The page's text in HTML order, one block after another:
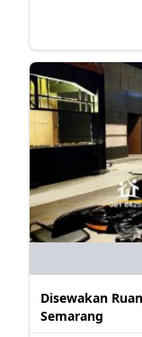
Disewakan
Semarang